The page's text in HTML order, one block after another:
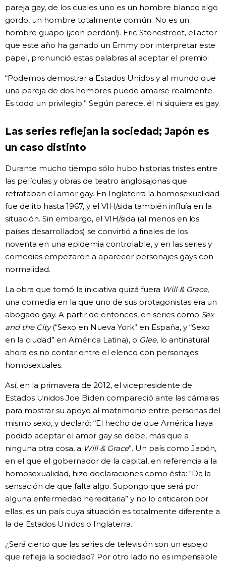
pareja gay, de los cuales uno es un hombre blanco algo
gordo, un hombre totalmente común. No es un
hombre guapo (¡con perdón!). Eric Stonestreet, el actor
que este año ha ganado un Emmy por interpretar este
papel, pronunció estas palabras al aceptar el premio:
“Podemos demostrar a Estados Unidos y al mundo que
una pareja de dos hombres puede amarse realmente.
Es todo un privilegio.” Según parece, él ni siquiera es gay.
Las series reflejan la sociedad; Japón es
un caso distinto
Durante mucho tiempo sólo hubo historias tristes entre
las películas y obras de teatro anglosajonas que
retrataban el amor gay. En Inglaterra la homosexualidad
fue delito hasta 1967, y el VIH/sida también influía en la
situación. Sin embargo, el VIH/sida (al menos en los
países desarrollados) se convirtió a finales de los
noventa en una epidemia controlable, y en las series y
comedias empezaron a aparecer personajes gays con
normalidad.
La obra que tomó la iniciativa quizá fuera Will & Grace,
una comedia en la que uno de sus protagonistas era un
abogado gay. A partir de entonces, en series como Sex
and the City(“Sexo en Nueva York” en España, y “Sexo
en la ciudad” en América Latina), o Glee, lo antinatural
ahora es no contar entre el elenco con personajes
homosexuales.
Así, en la primavera de 2012, el vicepresidente de
Estados Unidos Joe Biden compareció ante las cámaras
para mostrar su apoyo al matrimonio entre personas del
mismo sexo, y declaró: “El hecho de que América haya
podido aceptar el amor gay se debe, más que a
ninguna otra cosa, a Will & Grace”. Un país como Japón,
en el que el gobernador de la capital, en referencia a la
homosexualidad, hizo declaraciones como ésta: “Da la
sensación de que falta algo. Supongo que será por
alguna enfermedad hereditaria” y no lo criticaron por
ellas, es un país cuya situación es totalmente diferente a
la de Estados Unidos o Inglaterra.
¿Será cierto que las series de televisión son un espejo
que refleja la sociedad? Por otro lado no es impensable